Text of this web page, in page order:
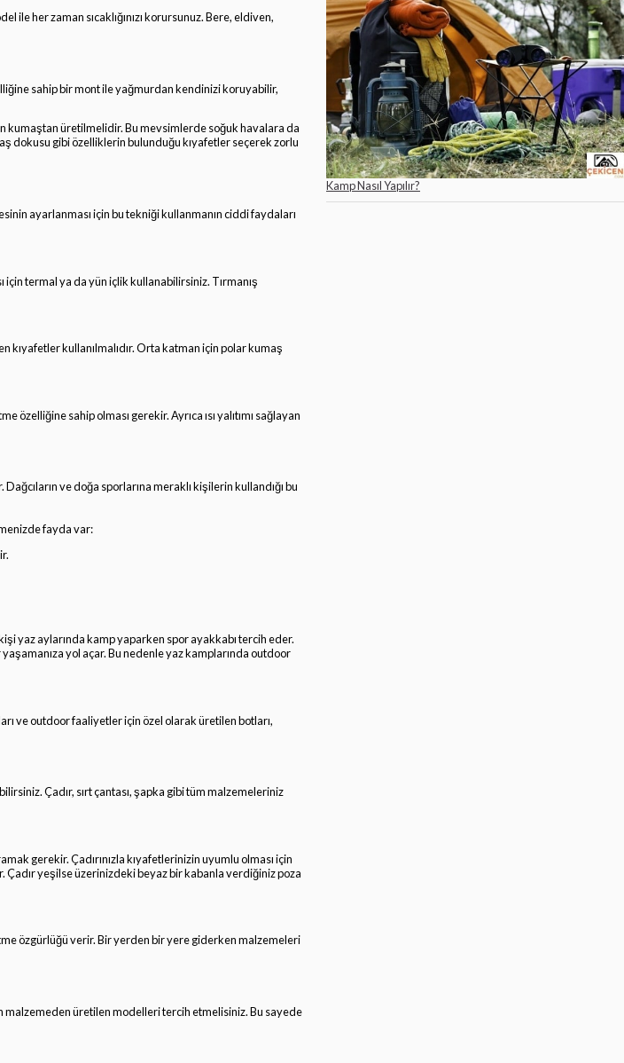
ile her zaman sıcaklığınızı korursunuz. Bere, eldiven,
sahip bir mont ile yağmurdan kendinizi koruyabilir,
kumaştan üretilmelidir. Bu mevsimlerde soğuk havalara da
dokusu gibi özelliklerin bulunduğu kıyafetler seçerek zorlu
ayarlanması için bu tekniği kullanmanın ciddi faydaları
için termal ya da yün içlik kullanabilirsiniz. Tırmanış
kıyafetler kullanılmalıdır. Orta katman için polar kumaş
sahip olması gerekir. Ayrıca ısı yalıtımı sağlayan
ve doğa sporlarına meraklı kişilerin kullandığı bu
fayda var:
yaz aylarında kamp yaparken spor ayakkabı tercih eder.
yol açar. Bu nedenle yaz kamplarında outdoor
ve outdoor faaliyetler için özel olarak üretilen botları,
Çadır, sırt çantası, şapka gibi tüm malzemeleriniz
gerekir. Çadırınızla kıyafetlerinizin uyumlu olması için
Çadır yeşilse üzerinizdeki beyaz bir kabanla verdiğiniz poza
özgürlüğü verir. Bir yerden bir yere giderken malzemeleri
malzemeden üretilen modelleri tercih etmelisiniz. Bu sayede
Kamp Nasıl Yapılır?